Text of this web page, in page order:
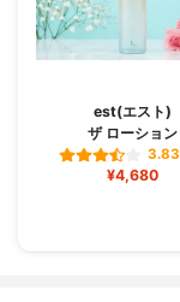
est(エスト)
ザ ローション
3.83
¥4,680